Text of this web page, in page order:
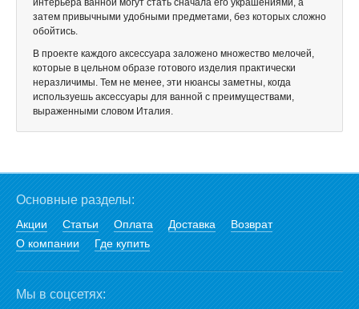
интерьера ванной могут стать сначала его украшениями, а
затем привычными удобными предметами, без которых сложно
обойтись.
В проекте каждого аксессуара заложено множество мелочей,
которые в цельном образе готового изделия практически
неразличимы. Тем не менее, эти нюансы заметны, когда
используешь аксессуары для ванной с преимуществами,
выраженными словом Италия.
Основные разделы:
Акции Статьи Оплата Доставка
Возврат
О компании
Где купить
Мы в соцсетях: